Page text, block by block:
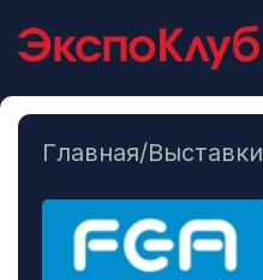
Главная/Выставки